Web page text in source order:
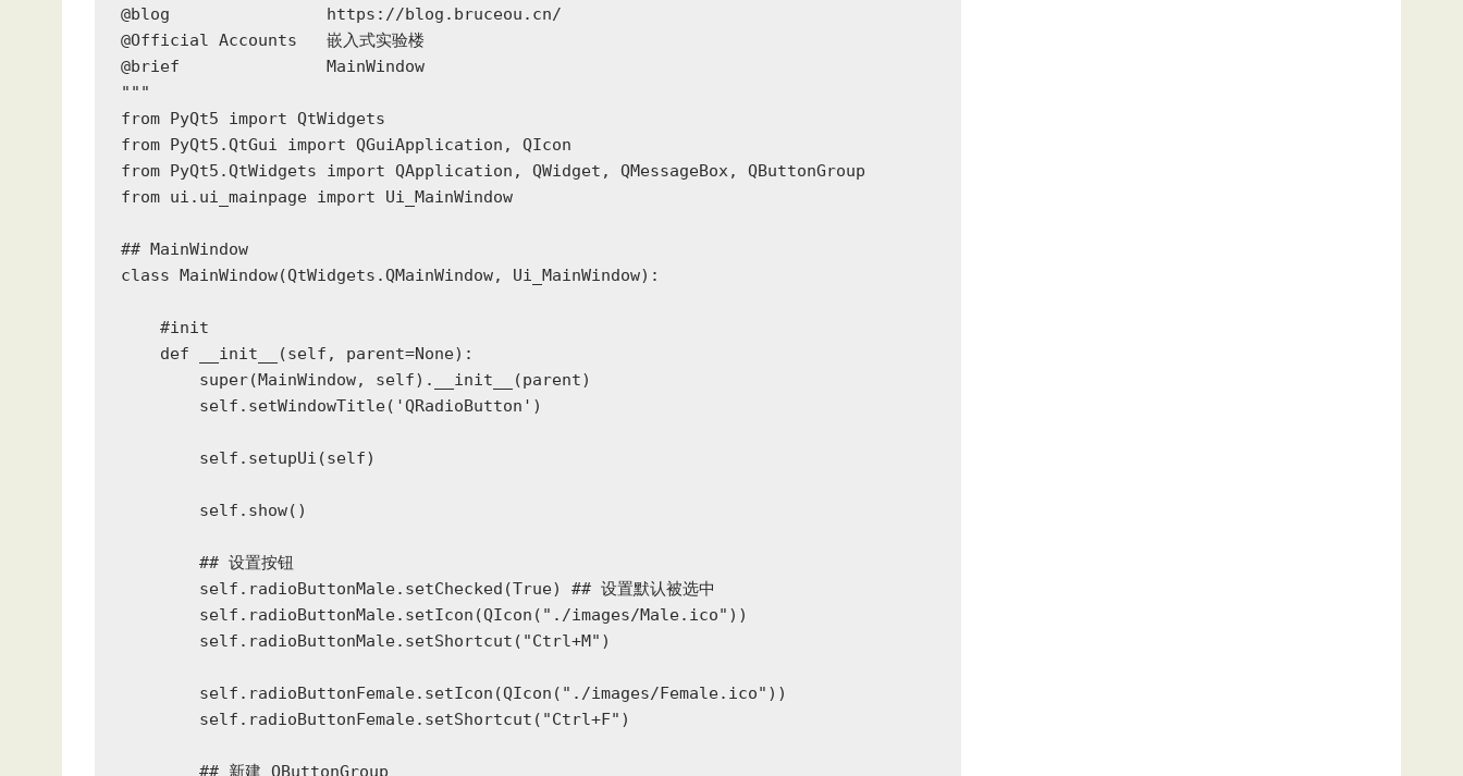
@blog                https://blog.bruceou.cn/
@Official Accounts   嵌入式实验楼
@brief               MainWindow
"""
from PyQt5 import QtWidgets
from PyQt5.QtGui import QGuiApplication, QIcon
from PyQt5.QtWidgets import QApplication, QWidget, QMessageBox, QButtonGroup
from ui.ui_mainpage import Ui_MainWindow
## MainWindow
class MainWindow(QtWidgets.QMainWindow, Ui_MainWindow):
    #init
    def __init__(self, parent=None):
        super(MainWindow, self).__init__(parent)
        self.setWindowTitle('QRadioButton')
        self.setupUi(self)
        self.show()
        ## 设置按钮
        self.radioButtonMale.setChecked(True) ## 设置默认被选中
        self.radioButtonMale.setIcon(QIcon("./images/Male.ico"))
        self.radioButtonMale.setShortcut("Ctrl+M")
        self.radioButtonFemale.setIcon(QIcon("./images/Female.ico"))
        self.radioButtonFemale.setShortcut("Ctrl+F")
        ## 新建 QButtonGroup